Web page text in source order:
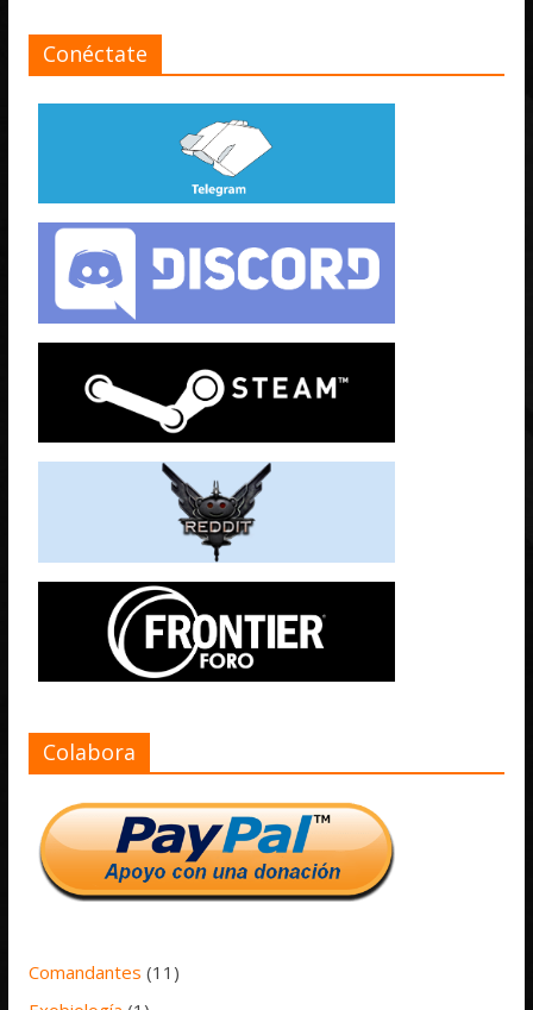
Conéctate
Colabora
Comandantes (11)